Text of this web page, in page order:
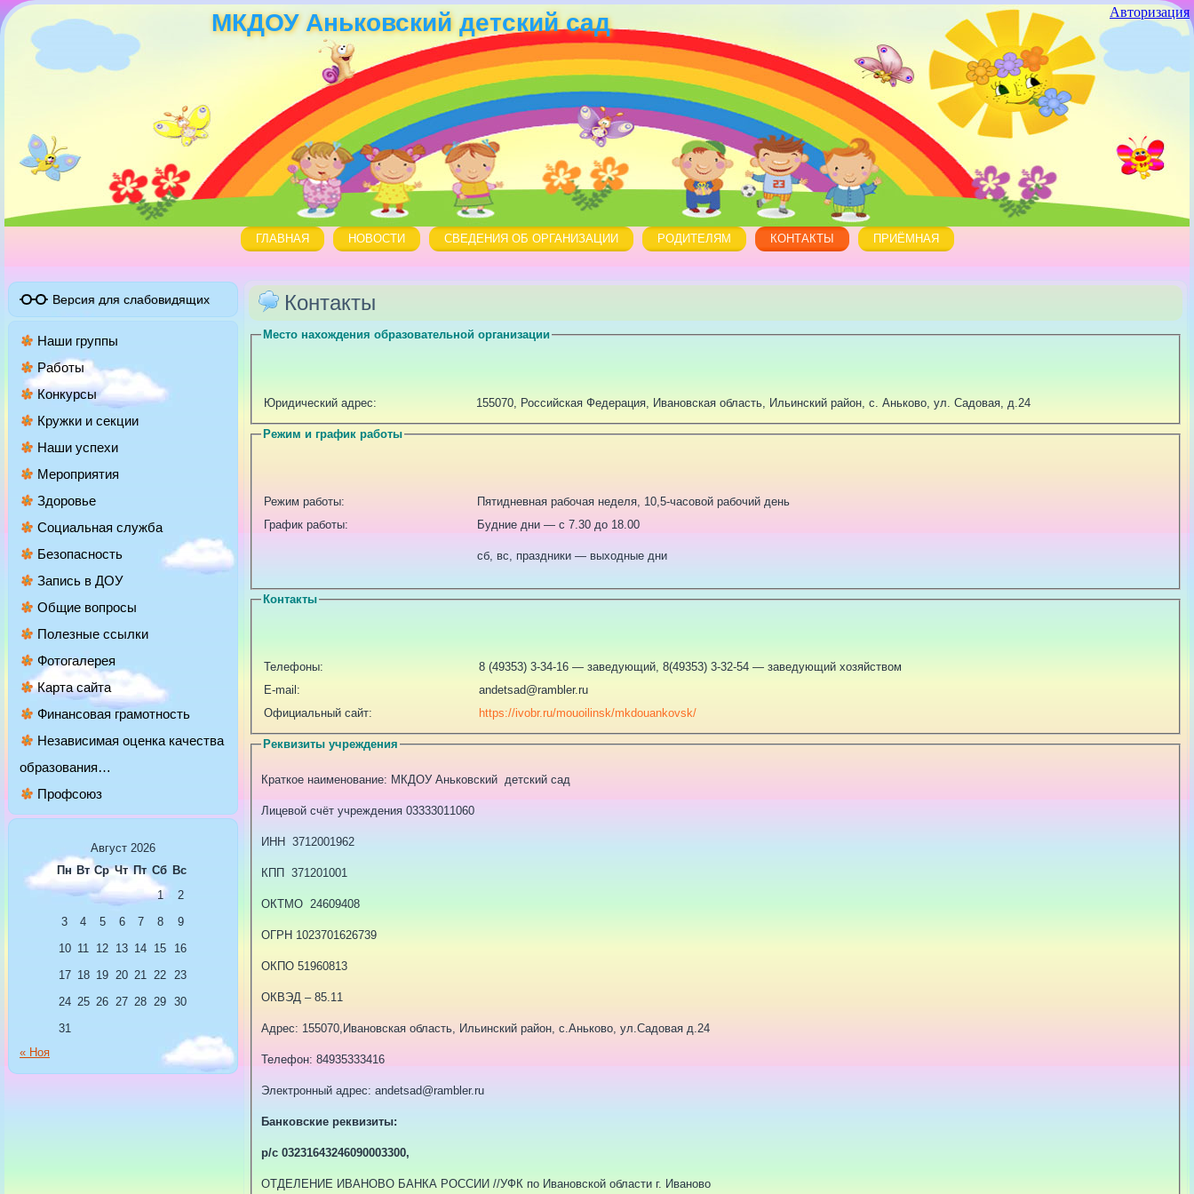
Авторизация
МКДОУ Аньковский детский сад
ГЛАВНАЯ НОВОСТИ СВЕДЕНИЯ ОБ ОРГАНИЗАЦИИ РОДИТЕЛЯМ КОНТАКТЫ ПРИЁМНАЯ
Версия для слабовидящих
Наши группы
Работы
Конкурсы
Кружки и секции
Наши успехи
Мероприятия
Здоровье
Социальная служба
Безопасность
Запись в ДОУ
Общие вопросы
Полезные ссылки
Фотогалерея
Карта сайта
Финансовая грамотность
Независимая оценка качества
образования…
Профсоюз
Август 2026
Пн Вт Ср Чт Пт Сб Вс
1
2
3
4 5 6 7 8
9
10 11 12 13 14 15
16
17 18 19 20 21 22
23
24 25 26 27 28 29
30
31
« Ноя
Контакты
Место нахождения образовательной организации
Юридический адрес: 155070, Российская Федерация, Ивановская область, Ильинский район, с. Аньково, ул. Садовая, д.24
Режим и график работы
Режим работы:
Пятидневная рабочая неделя, 10,5-часовой рабочий день
График работы:
Будние дни — с 7.30 до 18.00
сб, вс, праздники — выходные дни
Контакты
Телефоны:
8 (49353) 3-34-16 — заведующий, 8(49353) 3-32-54 — заведующий хозяйством
E-mail:
andetsad@rambler.ru
Официальный сайт:
https://ivobr.ru/mouoilinsk/mkdouankovsk/
Реквизиты учреждения
Краткое наименование: МКДОУ Аньковский детский сад
Лицевой счёт учреждения 03333011060
ИНН 3712001962
КПП 371201001
ОКТМО 24609408
ОГРН 1023701626739
ОКПО 51960813
ОКВЭД – 85.11
Адрес: 155070,Ивановская область, Ильинский район, с.Аньково, ул.Садовая д.24
Телефон: 84935333416
Электронный адрес: andetsad@rambler.ru
Банковские реквизиты:
р/с 03231643246090003300,
ОТДЕЛЕНИЕ ИВАНОВО БАНКА РОССИИ //УФК по Ивановской области г. Иваново